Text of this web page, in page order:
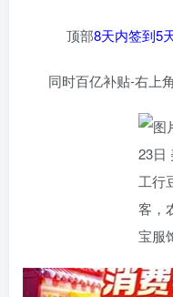
顶部8天内签到5
同时百亿补贴-右上